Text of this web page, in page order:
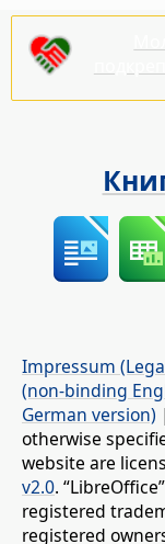
Impressum
(non-binding
German version)
otherwise
website are
v2.0.
registered
registered